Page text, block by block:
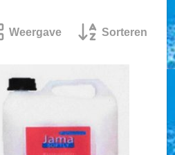
Weergave Sorteren